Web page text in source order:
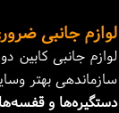
لوازم جانبی
لوازم جانبی کابین
سازماندهی بهتر
دستگیره‌ها و